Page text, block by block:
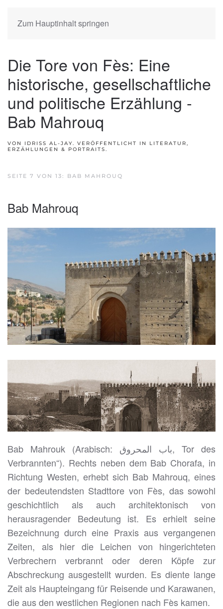
Zum Hauptinhalt springen
Die Tore von Fès: Eine
historische, gesellschaftliche
und politische Erzählung -
Bab Mahrouq
VON IDRISS AL-JAY. VERÖFFENTLICHT IN LITERATUR,
ERZÄHLUNGEN & PORTRAITS.
SEITE 7 VON 13: BAB MAHROUQ
Bab Mahrouq
Bab Mahrouk (Arabisch: باب المحروق, Tor des
Verbrannten“). Rechts neben dem Bab Chorafa, in
Richtung Westen, erhebt sich Bab Mahrouq, eines
der bedeutendsten Stadttore von Fès, das sowohl
geschichtlich als auch architektonisch von
herausragender Bedeutung ist. Es erhielt seine
Bezeichnung durch eine Praxis aus vergangenen
Zeiten, als hier die Leichen von hingerichteten
Verbrechern verbrannt oder deren Köpfe zur
Abschreckung ausgestellt wurden. Es diente lange
Zeit als Haupteingang für Reisende und Karawanen,
die aus den westlichen Regionen nach Fès kamen.